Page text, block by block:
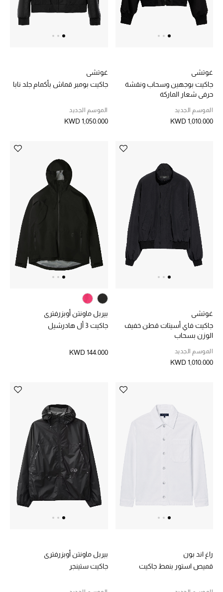
الموسم الجديد
حقائب رجالية
حقائب الأطفال
أبرز المصممين
تسوقوا الحقائب
الأحذية
الموسم الجديد
الأحذية الرجالية
أحذية للأطفال
أبرز المصممين
تسوقوا الأحذية
الجمال
الأكثر مبيعاً
غوتشي
جاكيت بوجهين وسحاب ونقشة
حرفي شعار الماركة
الموسم الجديد
KWD 1,010.000
غوتشي
جاكيت بومبر قماش بأكمام جلد نابا
الموسم الجديد
KWD 1,050.000
غوتشي
جاكيت فاي أسيتات قطن خفيف
الوزن بسحاب
الموسم الجديد
KWD 1,010.000
بيربل ماونتن أوبزرفتري
جاكيت 3 أل هادرشيل
KWD 144.000
راغ اند بون
قميص استور بنمط جاكيت
بيربل ماونتن أوبزرفتري
جاكيت ستينجر